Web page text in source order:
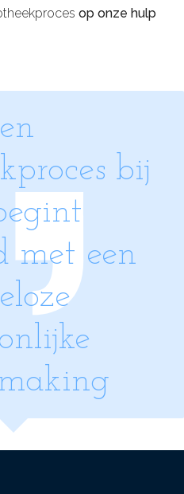
op onze hulp
bij
met een